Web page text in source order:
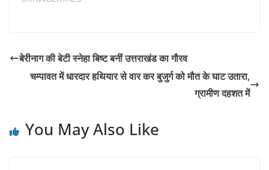
बेरीनाग की बेटी स्नेहा बिष्ट बनीं उत्तराखंड का गौरव
चम्पावत में धारदार हथियार से वार कर बुजुर्ग को मौत के घाट उतारा,
ग्रामीण दहशत में
You May Also Like